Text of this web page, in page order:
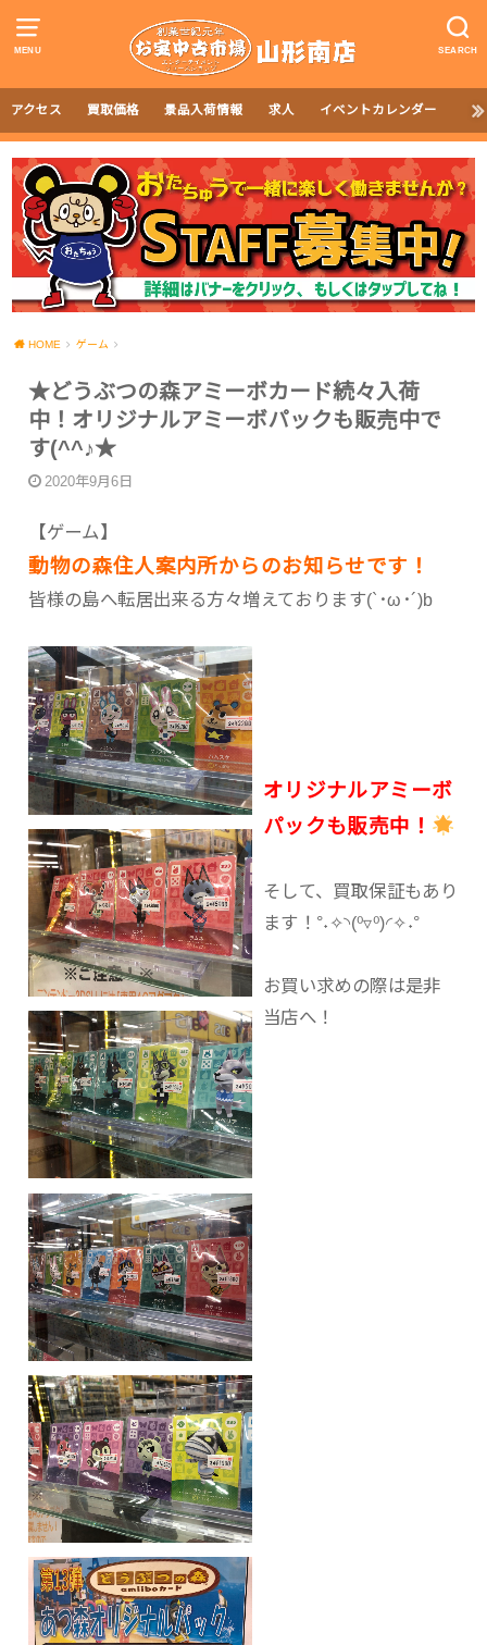
MENU SEARCH
アクセス 買取価格 景品入荷情報 求人 イベントカレンダー
HOME ゲーム
★どうぶつの森アミーボカード続々入荷
中！オリジナルアミーボパックも販売中で
す(^^♪★
2020年9月6日
【ゲーム】
動物の森住人案内所からのお知らせです！
皆様の島へ転居出来る方々増えております(`･ω･´)b
オリジナルアミーボ
パックも販売中！
そして、買取保証もあり
ます！°˖✧◝(⁰▿⁰)◜✧˖°
お買い求めの際は是非
当店へ！